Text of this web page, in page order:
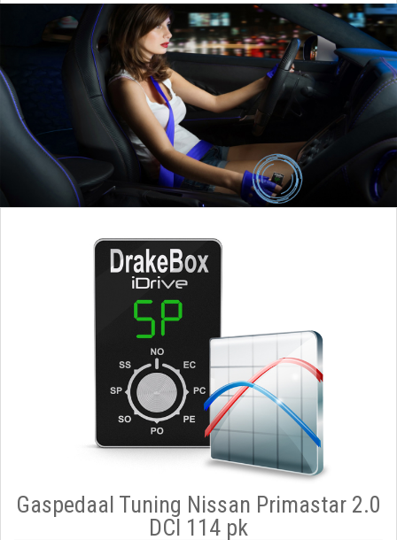
Gaspedaal Tuning Nissan Primastar 2.0
DCI 114 pk